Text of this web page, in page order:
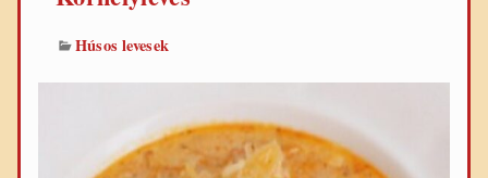
Húsos levesek